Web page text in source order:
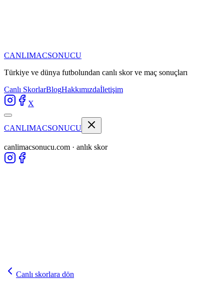
CANLIMACSONUCU
Türkiye ve dünya futbolundan canlı skor ve maç sonuçları
Canlı SkorlarBlogHakkımızdaİletişim
X
CANLIMACSONUCU
canlimacsonucu.com · anlık skor
Canlı skorlara dön